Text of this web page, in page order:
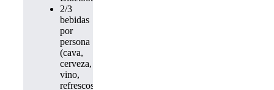
2/3
bebidas
por
persona
(cava,
cerveza,
vino,
refrescos